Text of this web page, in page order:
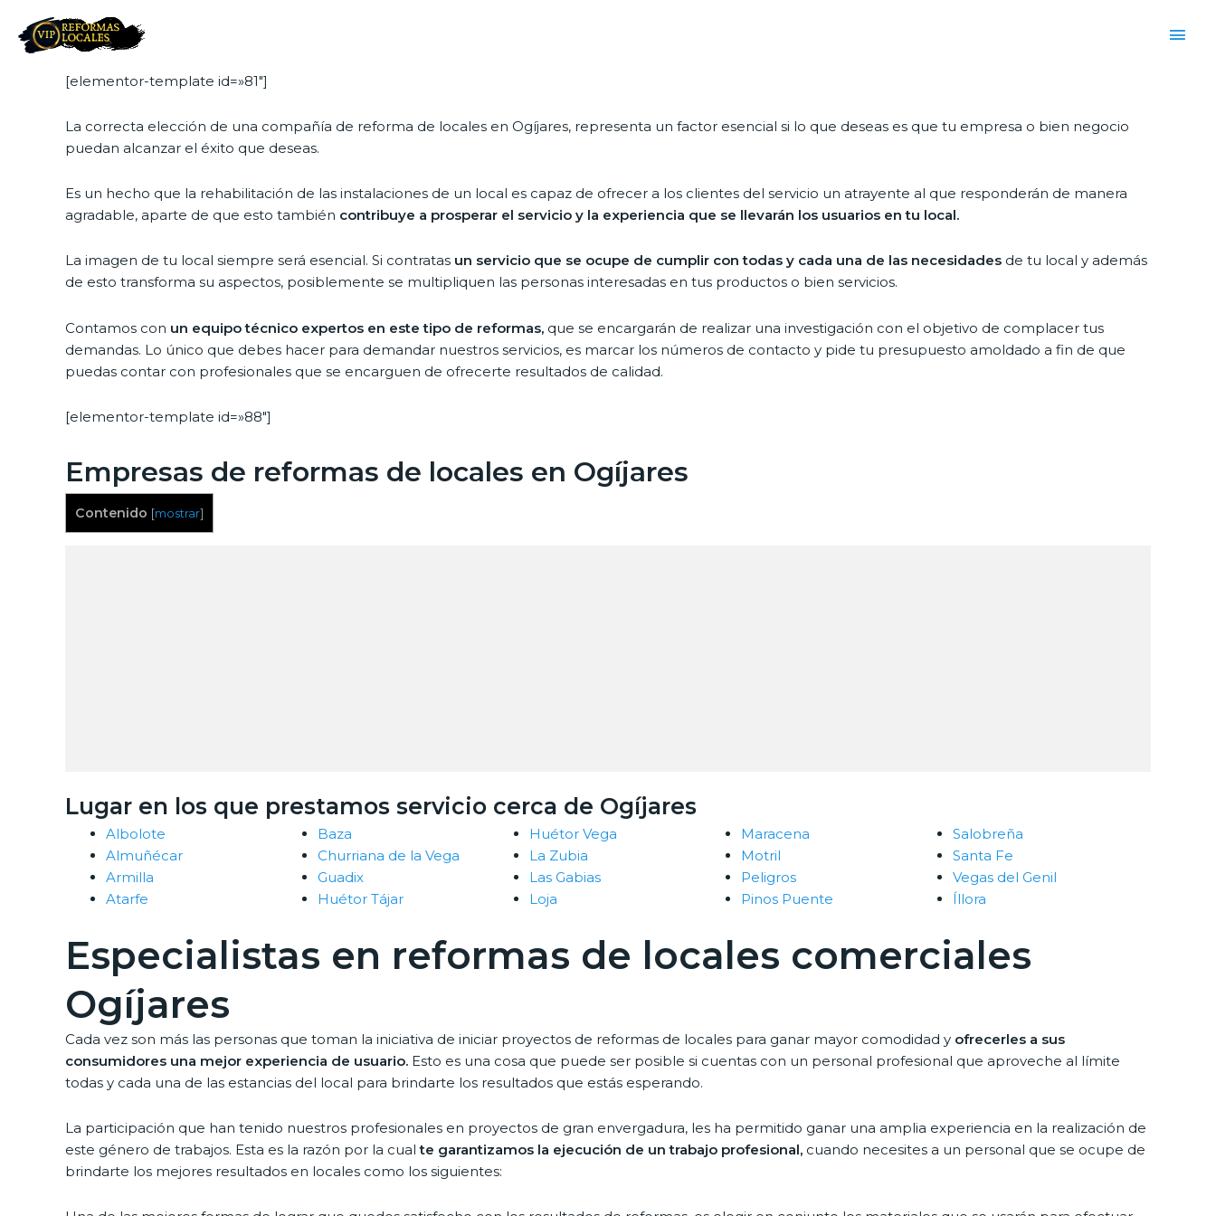
[elementor-template id=»81″]
La correcta elección de una compañía de reforma de locales en Ogíjares, representa un factor esencial si lo que deseas es que tu empresa o bien negocio
puedan alcanzar el éxito que deseas.
Es un hecho que la rehabilitación de las instalaciones de un local es capaz de ofrecer a los clientes del servicio un atrayente al que responderán de manera
agradable, aparte de que esto también contribuye a prosperar el servicio y la experiencia que se llevarán los usuarios en tu local.
La imagen de tu local siempre será esencial. Si contratas un servicio que se ocupe de cumplir con todas y cada una de las necesidades de tu local y además
de esto transforma su aspectos, posiblemente se multipliquen las personas interesadas en tus productos o bien servicios.
Contamos con un equipo técnico expertos en este tipo de reformas, que se encargarán de realizar una investigación con el objetivo de complacer tus
demandas. Lo único que debes hacer para demandar nuestros servicios, es marcar los números de contacto y pide tu presupuesto amoldado a fin de que
puedas contar con profesionales que se encarguen de ofrecerte resultados de calidad.
[elementor-template id=»88″]
Empresas de reformas de locales en Ogíjares
Contenido [mostrar]
Lugar en los que prestamos servicio cerca de Ogíjares
Albolote
Almuñécar
Armilla
Atarfe
Baza
Churriana de la Vega
Guadix
Huétor Tájar
Huétor Vega
La Zubia
Las Gabias
Loja
Maracena
Motril
Peligros
Pinos Puente
Salobreña
Santa Fe
Vegas del Genil
Íllora
Especialistas en reformas de locales comerciales
Ogíjares
Cada vez son más las personas que toman la iniciativa de iniciar proyectos de reformas de locales para ganar mayor comodidad y ofrecerles a sus
consumidores una mejor experiencia de usuario. Esto es una cosa que puede ser posible si cuentas con un personal profesional que aproveche al límite
todas y cada una de las estancias del local para brindarte los resultados que estás esperando.
La participación que han tenido nuestros profesionales en proyectos de gran envergadura, les ha permitido ganar una amplia experiencia en la realización de
este género de trabajos. Esta es la razón por la cualte garantizamos la ejecución de un trabajo profesional, cuando necesites a un personal que se ocupe de
brindarte los mejores resultados en locales como los siguientes: